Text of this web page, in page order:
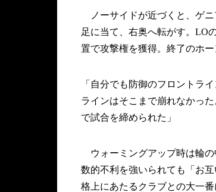
ノーサイドが近づくと、ゲニ
足に当て、右奥へ転がす。LO
置で攻撃権を獲得。終了のホ
「自分でも防御のフロントラ
ラインはそこまで崩れなかっ
で試合を締められた」
ウォーミングアップ時は輪の
数的不利を強いられても「お
格上にあたるクラブとの大一